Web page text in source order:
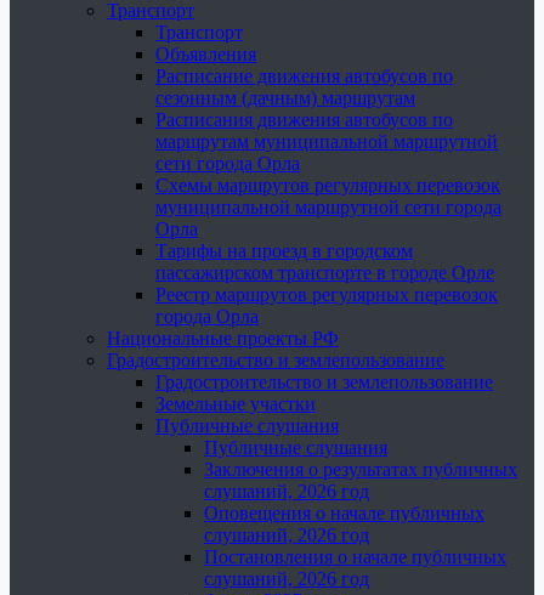
Транспорт
Транспорт
Объявления
Расписание движения автобусов по
сезонным (дачным) маршрутам
Расписания движения автобусов по
маршрутам муниципальной маршрутной
сети города Орла
Схемы маршрутов регулярных перевозок
муниципальной маршрутной сети города
Орла
Тарифы на проезд в городском
пассажирском транспорте в городе Орле
Реестр маршрутов регулярных перевозок
города Орла
Национальные проекты РФ
Градостроительство и землепользование
Градостроительство и землепользование
Земельные участки
Публичные слушания
Публичные слушания
Заключения о результатах публичных
слушаний, 2026 год
Оповещения о начале публичных
слушаний, 2026 год
Постановления о начале публичных
слушаний, 2026 год